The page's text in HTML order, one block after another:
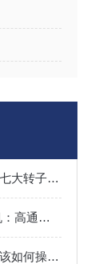
Thermo Fresco21离心机七大转子配置与全场景适配解析
Thermo Fresco 21离心机：高通量微量离心与样品处理的核心设备
Thermo Fresco21离心机该如何操作？